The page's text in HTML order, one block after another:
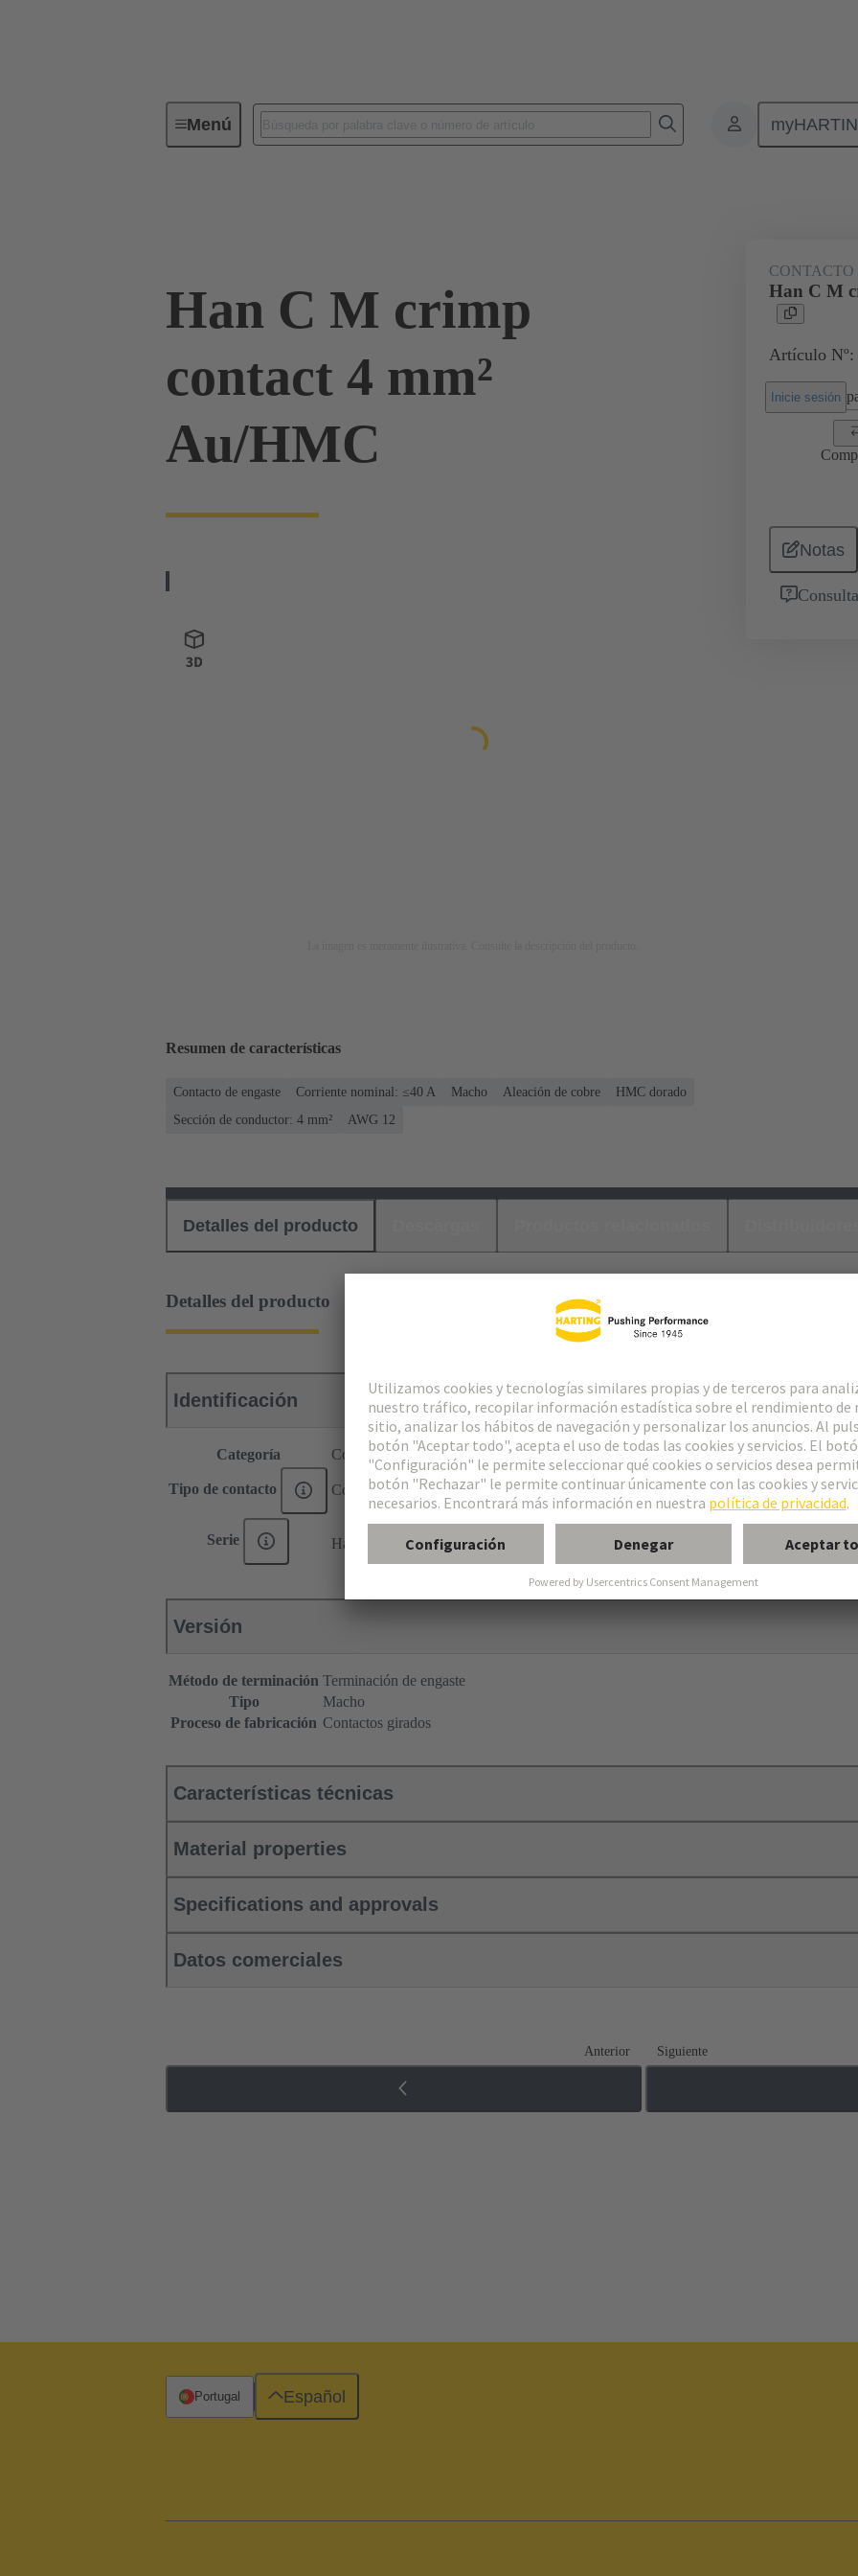
MenúConectores industriales / Han® Han® HMC para
Han C M crimp
contact 4 mm²
Au/HMC
Han C M
Artículo Nº:
Inicie sesión
Notas
Resumen de características
Contacto de engaste Corriente nominal: ≤40 A Macho Aleación de cobre
HMC dorado
Sección de conductor: 4 mm²
AWG 12
Detalles del producto
Detalles del producto
Identificación
Categoría Contactos
Tipo de contacto Contacto de engaste
Serie Han C HMC
Versión
Método de terminación Terminación de engaste
Tipo
Macho
Proceso de fabricación Contactos girados
Características técnicas
Material properties
Specifications and approvals
Datos comerciales
Anterior Siguiente
Portugal Español